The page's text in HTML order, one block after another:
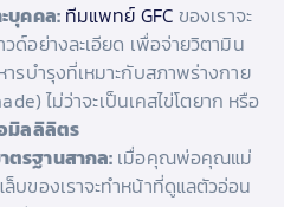
บุคคล: ทีมแพทย์ GFC ของเราจะ
ด์อย่างละเอียด เพื่อจ่ายวิตามิน
รบำรุงที่เหมาะกับสภาพร่างกาย
ไม่ว่าจะเป็นเคสไข่โตยาก หรือ
มิลลิลิตร
ตรฐานสากล: เมื่อคุณพ่อคุณแม่
บของเราจะทำหน้าที่ดูแลตัวอ่อน